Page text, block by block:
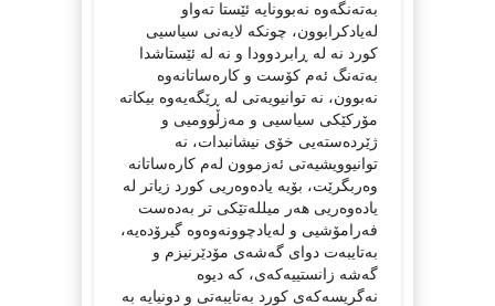
به‌ته‌نگه‌وه‌ نه‌بوونایه‌ ئێستا ته‌واو
له‌یادكرابوون، چونكه‌ لایه‌نی سیاسیی
كورد نه‌ له‌ ڕابردوودا و نه‌ له‌ ئێستاشدا
به‌ته‌نگ ئه‌م كۆست و كاره‌ساتانه‌وه‌
نه‌بوون، نه‌ توانیویه‌تی له‌ ڕێگه‌یه‌وه‌ بیكاته‌
مۆركێكی سیاسیی و مه‌زڵوومیی و
ژێرده‌سته‌یی خۆی نیشانبدات، نه‌
توانیوویشیه‌تی ئه‌زموون له‌م كاره‌ساتانه‌
وه‌ربگرێت، بۆیه‌ یاده‌وه‌ریی كورد زیاتر له‌
یاده‌وه‌ریی هه‌ر میلله‌تێكی تر به‌ده‌ست
فه‌رامۆشیی و له‌یادچوونه‌وه‌وه‌ گیرۆده‌یه‌،
به‌تایبه‌ت دوای گه‌شه‌ی مۆدێرنیزم و
گه‌شه‌ زانستییه‌كه‌ی، كه‌ دیوه‌
نه‌گریسه‌كه‌ی كورد به‌تایبه‌تی و دونیایه‌ به‌